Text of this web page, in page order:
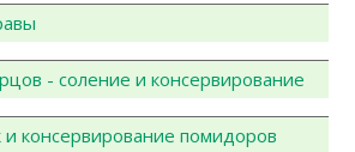
- соление и консервирование
консервирование помидоров